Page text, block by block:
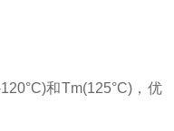
和Tm(125°C)，优